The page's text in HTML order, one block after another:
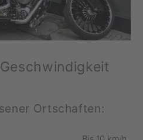
Ortschaften: